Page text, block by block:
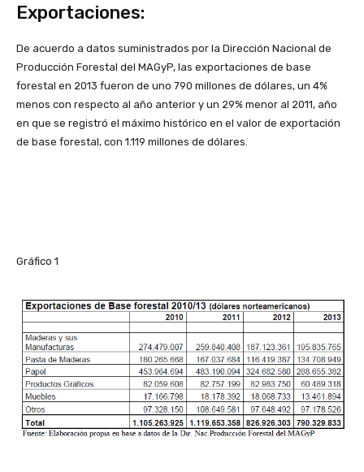
Exportaciones:
De acuerdo a datos suministrados por la Dirección Nacional de
Producción Forestal del MAGyP, las exportaciones de base
forestal en 2013 fueron de uno 790 millones de dólares, un 4%
menos con respecto al año anterior y un 29% menor al 2011, año
en que se registró el máximo histórico en el valor de exportación
de base forestal, con 1.119 millones de dólares.
Gráfico 1